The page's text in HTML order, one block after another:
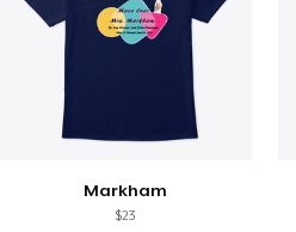
Markham
$23